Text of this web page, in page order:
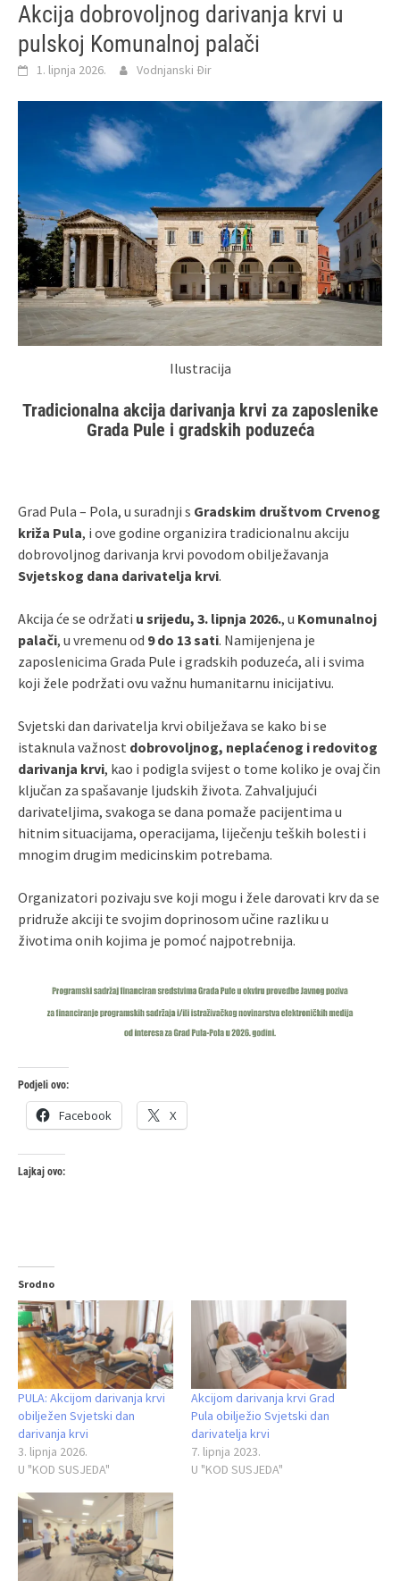
Akcija dobrovoljnog darivanja krvi u
pulskoj Komunalnoj palači
1. lipnja 2026. Vodnjanski Đir
Ilustracija
Tradicionalna akcija darivanja krvi za zaposlenike
Grada Pule i gradskih poduzeća
Grad Pula – Pola, u suradnji s Gradskim društvom Crvenog
križa Pula, i ove godine organizira tradicionalnu akciju
dobrovoljnog darivanja krvi povodom obilježavanja
Svjetskog dana darivatelja krvi.
Akcija će se održati u srijedu, 3. lipnja 2026., u Komunalnoj
palači, u vremenu od 9 do 13 sati. Namijenjena je
zaposlenicima Grada Pule i gradskih poduzeća, ali i svima
koji žele podržati ovu važnu humanitarnu inicijativu.
Svjetski dan darivatelja krvi obilježava se kako bi se
istaknula važnost dobrovoljnog, neplaćenog i redovitog
darivanja krvi, kao i podigla svijest o tome koliko je ovaj čin
ključan za spašavanje ljudskih života. Zahvaljujući
darivateljima, svakoga se dana pomaže pacijentima u
hitnim situacijama, operacijama, liječenju teških bolesti i
mnogim drugim medicinskim potrebama.
Organizatori pozivaju sve koji mogu i žele darovati krv da se
pridruže akciji te svojim doprinosom učine razliku u
životima onih kojima je pomoć najpotrebnija.
Podjeli ovo:
Facebook X
Lajkaj ovo:
Srodno
PULA: Akcijom darivanja krvi
obilježen Svjetski dan
darivanja krvi
3. lipnja 2026.
U "KOD SUSJEDA"
Akcijom darivanja krvi Grad
Pula obilježio Svjetski dan
darivatelja krvi
7. lipnja 2023.
U "KOD SUSJEDA"